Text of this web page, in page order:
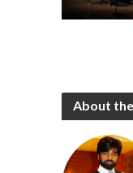
About